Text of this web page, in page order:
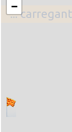
...
−